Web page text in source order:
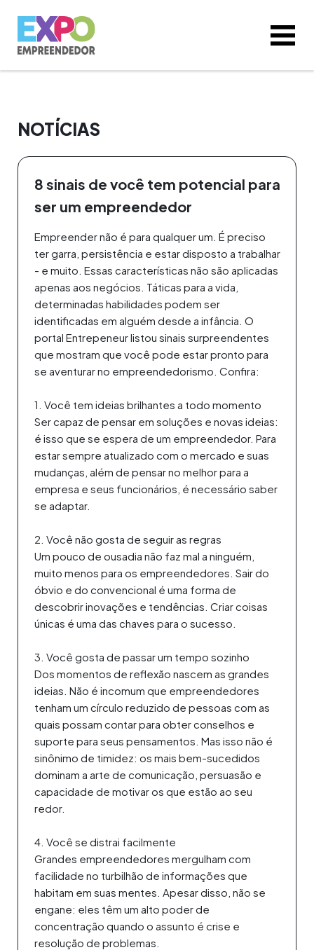
NOTÍCIAS
8 sinais de você tem potencial para
ser um empreendedor
Empreender não é para qualquer um. É preciso
ter garra, persistência e estar disposto a trabalhar
- e muito. Essas características não são aplicadas
apenas aos negócios. Táticas para a vida,
determinadas habilidades podem ser
identificadas em alguém desde a infância. O
portal Entrepeneur listou sinais surpreendentes
que mostram que você pode estar pronto para
se aventurar no empreendedorismo. Confira:
1. Você tem ideias brilhantes a todo momento
Ser capaz de pensar em soluções e novas ideias:
é isso que se espera de um empreendedor. Para
estar sempre atualizado com o mercado e suas
mudanças, além de pensar no melhor para a
empresa e seus funcionários, é necessário saber
se adaptar.
2. Você não gosta de seguir as regras
Um pouco de ousadia não faz mal a ninguém,
muito menos para os empreendedores. Sair do
óbvio e do convencional é uma forma de
descobrir inovações e tendências. Criar coisas
únicas é uma das chaves para o sucesso.
3. Você gosta de passar um tempo sozinho
Dos momentos de reflexão nascem as grandes
ideias. Não é incomum que empreendedores
tenham um círculo reduzido de pessoas com as
quais possam contar para obter conselhos e
suporte para seus pensamentos. Mas isso não é
sinônimo de timidez: os mais bem-sucedidos
dominam a arte de comunicação, persuasão e
capacidade de motivar os que estão ao seu
redor.
4. Você se distrai facilmente
Grandes empreendedores mergulham com
facilidade no turbilhão de informações que
habitam em suas mentes. Apesar disso, não se
engane: eles têm um alto poder de
concentração quando o assunto é crise e
resolução de problemas.